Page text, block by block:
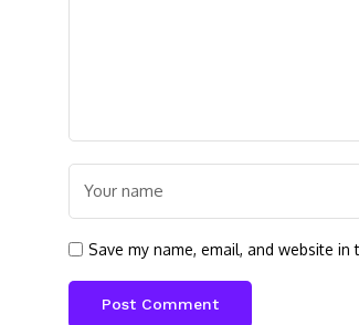
Save my name, email, and website